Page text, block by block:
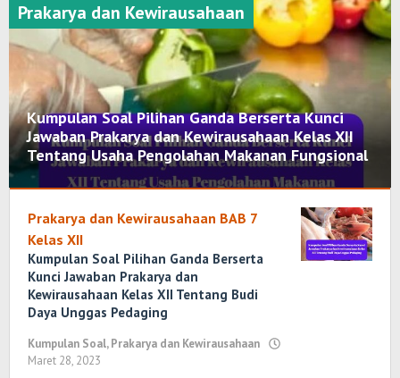
Kumpulan Soal Pilihan Ganda Berserta Kunci
Jawaban Prakarya dan Kewirausahaan Kelas XII
Tentang Usaha Pengolahan Makanan Fungsional
Soal,
Prakarya
dan
Kewirausahaan
Maret
2023
oleh
Randi
Prakarya dan Kewirausahaan
Prakarya dan Kewirausahaan BAB 7
Kelas XII
Kumpulan Soal Pilihan Ganda Berserta
Kunci Jawaban Prakarya dan
Kewirausahaan Kelas XII Tentang Budi
Daya Unggas Pedaging
Kumpulan Soal,Prakarya dan Kewirausahaan
Maret 28, 2023